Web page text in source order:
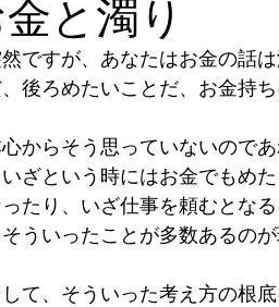
と濁り
ですが、あなたはお金の話
、後ろめたいことだ、お金持
からそう思っていないので
いざという時にはお金でもめ
ったり、いざ仕事を頼むとな
そういったことが多数あるのが
て、そういった考え方の根